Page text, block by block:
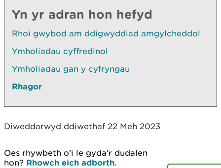
Yn yr adran hon hefyd
Rhoi gwybod am ddigwyddiad amgylcheddol
Ymholiadau cyffredinol
Ymholiadau gan y cyfryngau
Rhagor
Diweddarwyd ddiwethaf 22 Meh 2023
Oes rhywbeth o’i le gyda’r dudalen
hon? Rhowch eich adborth.